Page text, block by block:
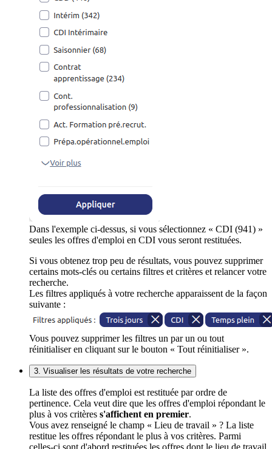
Dans l'exemple ci-dessus, si vous sélectionnez « CDI (941) »
seules les offres d'emploi en CDI vous seront restituées.
Si vous obtenez trop peu de résultats, vous pouvez supprimer
certains mots-clés ou certains filtres et critères et relancer votre
recherche.
Les filtres appliqués à votre recherche apparaissent de la façon
suivante :
Vous pouvez supprimer les filtres un par un ou tout
réinitialiser en cliquant sur le bouton « Tout réinitialiser ».
3. Visualiser les résultats de votre recherche
La liste des offres d'emploi est restituée par ordre de
pertinence. Cela veut dire que les offres d'emploi répondant le
plus à vos critères s'affichent en premier.
Vous avez renseigné le champ « Lieu de travail » ? La liste
restitue les offres répondant le plus à vos critères. Parmi
celles-ci sont d'abord restituées les offres dont le lieu de travail